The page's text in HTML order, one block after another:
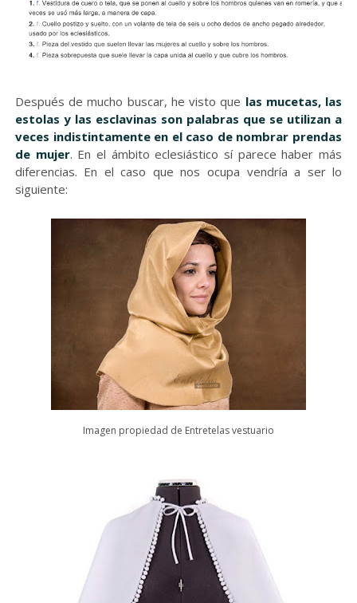
Después de mucho buscar, he visto que las mucetas, las
estolas y las esclavinas son palabras que se utilizan a
veces indistintamente en el caso de nombrar prendas
de mujer. En el ámbito eclesiástico sí parece haber más
diferencias. En el caso que nos ocupa vendría a ser lo
siguiente:
Imagen propiedad de Entretelas vestuario